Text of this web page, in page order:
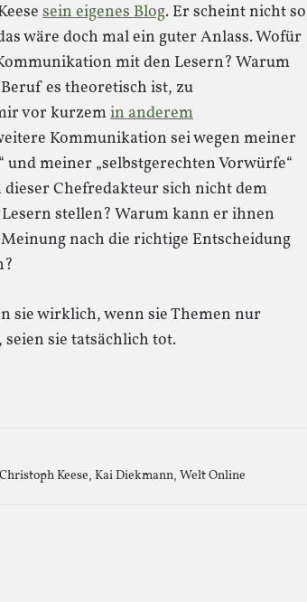
sein eigenes Blog. Er scheint nicht so
wäre doch mal ein guter Anlass. Wofür
mit den Lesern? Warum
es theoretisch ist, zu
vor kurzemin anderem
Kommunikation sei wegen meiner
meiner „selbstgerechten Vorwürfe“
Chefredakteur sich nicht dem
stellen? Warum kann er ihnen
nach die richtige Entscheidung
sie wirklich, wenn sie Themen nur
sie tatsächlich tot.
Christoph Keese, Kai Diekmann, Welt Online